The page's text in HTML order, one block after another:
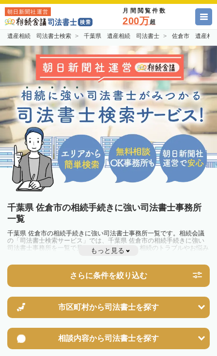
朝日新聞社運営 月間閲覧件数
200万超
遺産相続 司法書士検索 千葉県 遺産相続 司法書士 佐倉市 遺産相
千葉県 佐倉市の相続手続きに強い司法書士事務所
一覧
千葉県 佐倉市の相続手続きに強い司法書士事務所一覧です。相続会議
の「司法書士検索サービス」では、千葉県 佐倉市の相続手続きに強い
司法書士事務所を一覧で見ることが出来ます。相続のトラブルやお悩み
を抱えている方は一度近隣の司法書士に相談してみましょう。
もっと見る
さらに条件を絞り込む
市区町村から司法書士を探す
相談内容から司法書士を探す